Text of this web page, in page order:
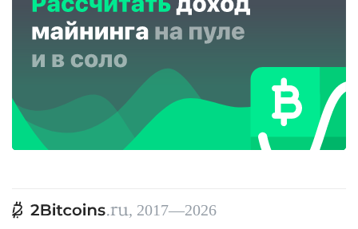
, 2017—2026